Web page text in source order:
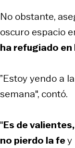
No obstante,
oscuro espacio
ha refugiado en
”Estoy yendo a
semana", contó.
"Es de
no pierdo la fey